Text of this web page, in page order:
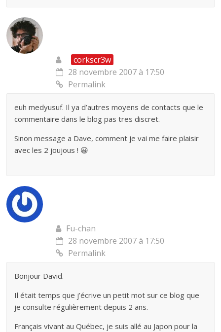
corkscr3w
28 novembre 2007 à 17:50
Permalink
euh medyusuf. Il ya d’autres moyens de contacts que le
commentaire dans le blog pas tres discret.
Sinon message a Dave, comment je vai me faire plaisir
avec les 2 joujous ! 😀
Fu-chan
28 novembre 2007 à 17:50
Permalink
Bonjour David.
Il était temps que j’écrive un petit mot sur ce blog que
je consulte régulièrement depuis 2 ans.
Français vivant au Québec, je suis allé au Japon pour la